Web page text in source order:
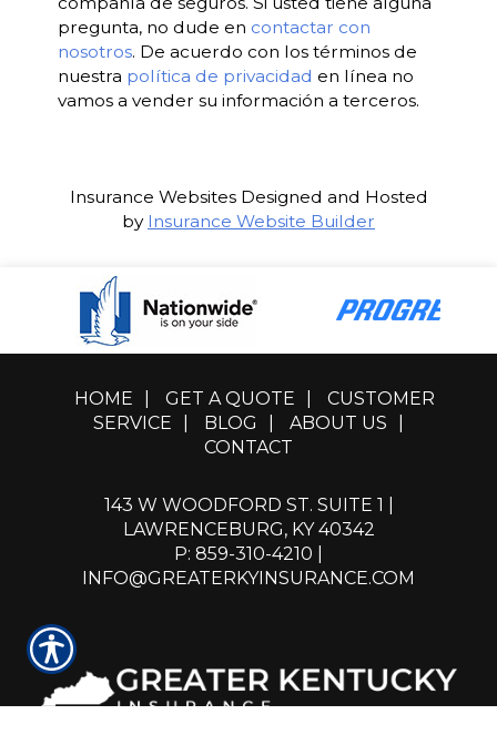
pregunta, no dude en contactar con
nosotros. De acuerdo con los términos de
nuestra política de privacidad en línea no
vamos a vender su información a terceros.
Insurance WebsitesDesigned and Hosted
by Insurance Website Builder
HOME GET A QUOTE
CUSTOMER
SERVICE
BLOG ABOUT US
CONTACT
143 W WOODFORD ST. SUITE 1 |
LAWRENCEBURG, KY 40342
P: 859-310-4210
INFO@GREATERKYINSURANCE.COM